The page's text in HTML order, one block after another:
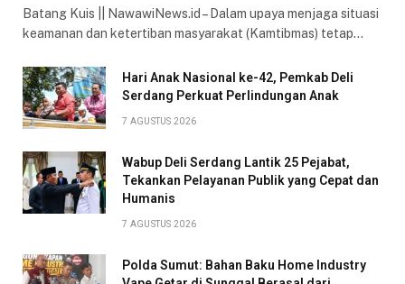
Batang Kuis || NawawiNews.id – Dalam upaya menjaga situasi
keamanan dan ketertiban masyarakat (Kamtibmas) tetap…
Hari Anak Nasional ke-42, Pemkab Deli
Serdang Perkuat Perlindungan Anak
7 AGUSTUS 2026
Wabup Deli Serdang Lantik 25 Pejabat,
Tekankan Pelayanan Publik yang Cepat dan
Humanis
7 AGUSTUS 2026
Polda Sumut: Bahan Baku Home Industry